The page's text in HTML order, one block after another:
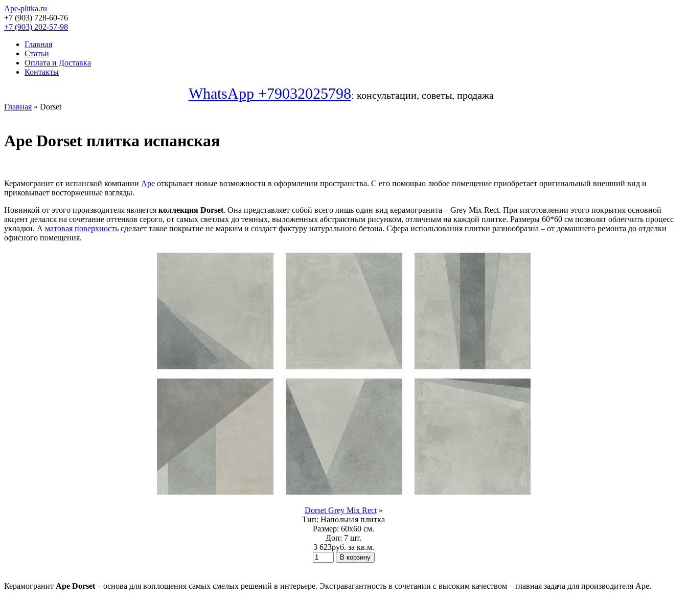
Ape-plitka.ru
+7 (903) 728-60-76
+7 (903) 202-57-98
Главная
Статьи
Оплата и Доставка
Контакты
WhatsApp +79032025798: консультации, советы, продажа
Главная » Dorset
Ape Dorset плитка испанская
Керамогранит от испанской компании Ape открывает новые возможности в оформлении пространства. С его помощью любое помещение приобретает оригинальный внешний вид и
приковывает восторженные взгляды.
Новинкой от этого производителя является коллекция Dorset. Она представляет собой всего лишь один вид керамогранита – Grey Mix Rect. При изготовлении этого покрытия основной
акцент делался на сочетание оттенков серого, от самых светлых до темных, выложенных абстрактным рисунком, отличным на каждой плитке. Размеры 60*60 см позволят облегчить процесс
укладки. А матовая поверхность сделает такое покрытие не марким и создаст фактуру натурального бетона. Сфера использования плитки разнообразна – от домашнего ремонта до отделки
офисного помещения.
Dorset Grey Mix Rect»
Тип: Напольная плитка
Размер: 60x60 см.
Доп: 7 шт.
3 623pуб. за кв.м.
Керамогранит Ape Dorset – основа для воплощения самых смелых решений в интерьере. Экстравагантность в сочетании с высоким качеством – главная задача для производителя Ape.